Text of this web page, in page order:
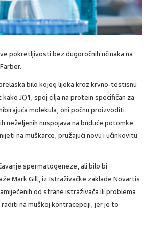
pokretljivosti bez dugoročnih učinaka na
bilo kojeg lijeka kroz krvno-testisnu
JQ1, spoj cilja na protein specifičan za
molekula, oni počnu proizvoditi
neželjenih nuspojava na buduće potomke
na muškarce, pružajući novu i učinkovitu
spermatogeneze, ali bilo bi
Mark Gill, iz Istraživačke zaklade Novartis
od strane istraživača ili problema
na muškoj kontracepciji, jer je to